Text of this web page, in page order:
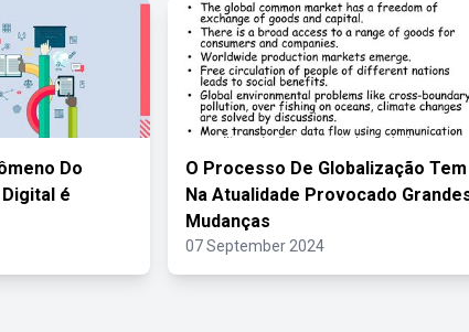
Do
é
O Processo De Globalização Tem
Na Atualidade Provocado
Mudanças
07 September 2024